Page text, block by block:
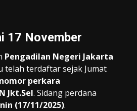
17 November
Pengadilan Negeri Jakarta
telah terdaftar sejak Jumat
nomor perkara
Jkt.Sel. Sidang perdana
(17/11/2025).